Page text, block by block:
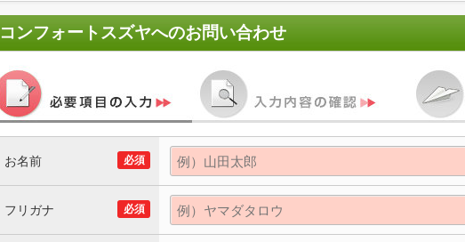
コンフォートスズヤへのお問い合わせ
必須
お名前
必須
フリガナ